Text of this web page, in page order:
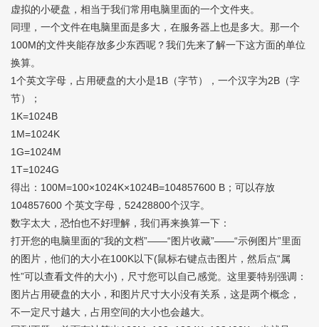
虚拟的小硬盘，相当于我们常用电脑里面的一个文件夹。
同理，一个文件在电脑里面是多大，在服务器上也是多大。那一个
100M的文件夹能存放多少东西呢？我们先来了解一下这方面的单位
换算。
1个英文字母，占用硬盘的大小是1B（字节），一个汉字为2B（字
节）；
1K=1024B
1M=1024K
1G=1024M
1T=1024G
得出：100M=100×1024K×1024B=104857600 B；可以存放
104857600 个英文字母，52428800个汉字。
数字太大，恐怕也不好理解，我们再来换算一下：
打开您的电脑里面的“我的文档”——“图片收藏”——“示例图片”里面
的图片，他们的大小在100K以下(鼠标右键点击图片，然后点“属
性”可以查看文件的大小)，尺寸您可以自己感觉。这里要特别强调：
图片占用硬盘的大小，和图片尺寸大小没有关系，这是两个概念，
不一定尺寸越大，占用空间的大小也会越大。